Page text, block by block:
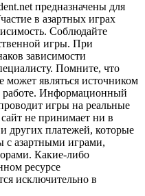
предназначены для
в азартных играх
Соблюдайте
игры. При
зависимости
Помните, что
может являться источником
работе. Информационный
игры на реальные
не принимает ни в
других платежей, которые
с азартными играми,
Какие-либо
ресурсе
исключительно в